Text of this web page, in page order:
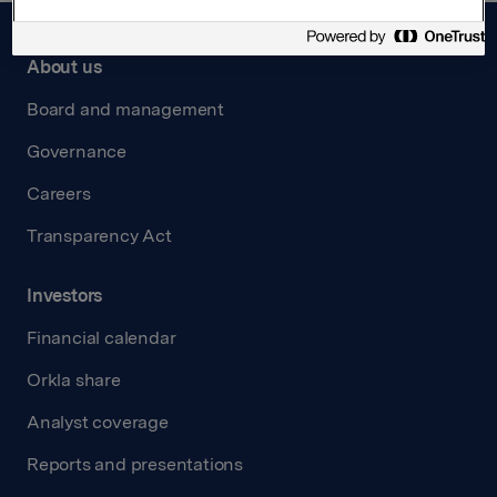
About us
Board and management
Governance
Careers
Transparency Act
Investors
Financial calendar
Orkla share
Analyst coverage
Reports and presentations